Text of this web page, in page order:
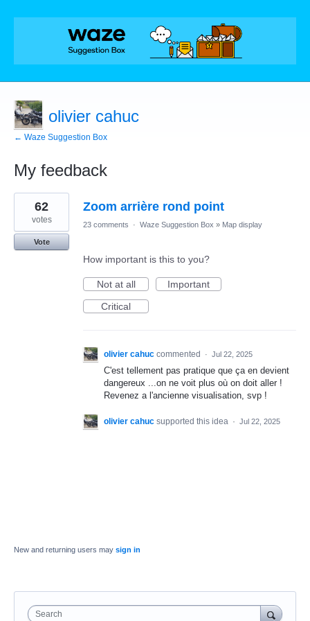
olivier cahuc
← Waze Suggestion Box
My feedback
1
result
found
Zoom arrière rond point
62
votes
Vote
23 comments · Waze Suggestion Box » Map display
How important is this to you?
Not at all
Important
Critical
olivier cahuc commented · Jul 22, 2025
C'est tellement pas pratique que ça en devient
dangereux ...on ne voit plus où on doit aller !
Revenez a l'ancienne visualisation, svp !
olivier cahuc supported this idea · Jul 22, 2025
New and returning users may sign in
Search